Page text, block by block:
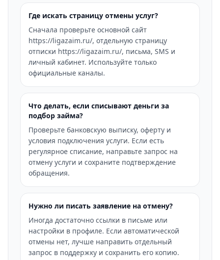
Где искать страницу отмены услуг?
Сначала проверьте основной сайт
https://ligazaim.ru/, отдельную страницу
отписки https://ligazaim.ru/, письма, SMS и
личный кабинет. Используйте только
официальные каналы.
Что делать, если списывают деньги за
подбор займа?
Проверьте банковскую выписку, оферту и
условия подключения услуги. Если есть
регулярное списание, направьте запрос на
отмену услуги и сохраните подтверждение
обращения.
Нужно ли писать заявление на отмену?
Иногда достаточно ссылки в письме или
настройки в профиле. Если автоматической
отмены нет, лучше направить отдельный
запрос в поддержку и сохранить его копию.